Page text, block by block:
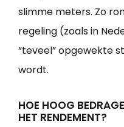
slimme meters. Zo
regeling (zoals in
“teveel” opgewekte
wordt.
HOE HOOG
HET RENDEMENT?